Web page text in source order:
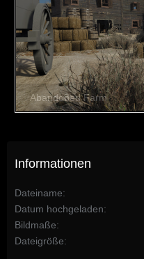
Informationen
Dateiname
Datum hochgeladen
Bildmaße
Dateigröße